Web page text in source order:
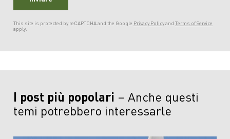
This site is protected by reCAPTCHA and the Google Privacy Policyand Terms of Service
apply.
I post più popolari Anche questi
temi potrebbero interessarle